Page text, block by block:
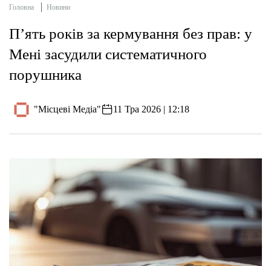
Головна Новини
П’ять років за кермування без прав: у
Мені засудили систематичного
порушника
"Місцеві Медіа" 11 Тра 2026 | 12:18